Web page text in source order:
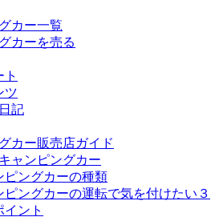
カー一覧
カーを売る
ツ
記
カー販売店ガイド
ャンピングカー
ピングカーの種類
ピングカーの運転で気を付けたい３
イント